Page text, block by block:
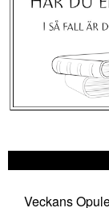
Veckans